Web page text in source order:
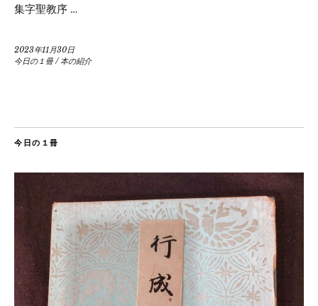
集字聖教序 …
2023年11月30日
今日の１冊/本の紹介
今日の１冊